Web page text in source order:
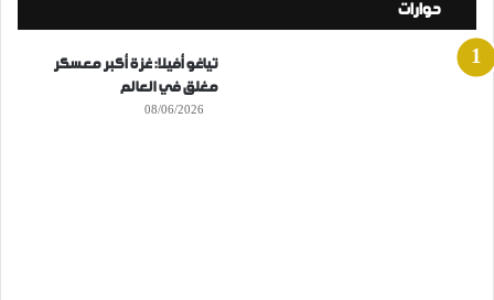
حوارات
تياغو أفيلا: غزة أكبر معسكر
مغلق في العالم
08/06/2026